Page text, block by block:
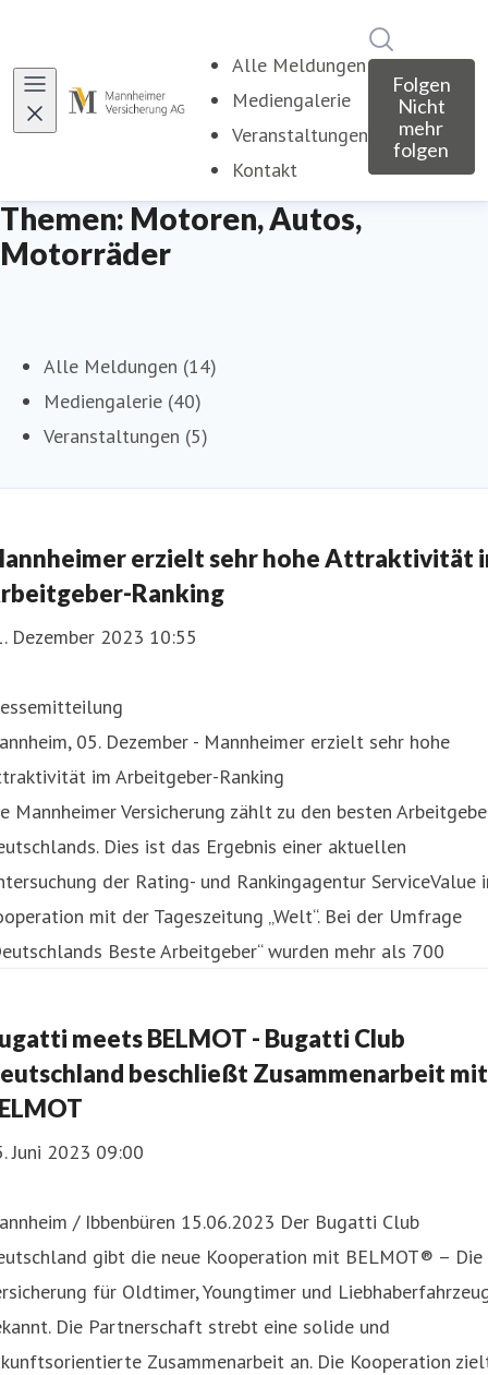
Alle Meldungen
Mediengalerie
Veranstaltungen
Kontakt
Folgen
Nicht
mehr
folgen
Themen: Motoren, Autos,
Motorräder
Alle Meldungen (14)
Mediengalerie (40)
Veranstaltungen (5)
erzielt sehr hohe Attraktivität
Ranking
Dezember 2023 10:55
05. Dezember - Mannheimer erzielt sehr hohe
im Arbeitgeber-Ranking
Mannheimer Versicherung zählt zu den besten
Dies ist das Ergebnis einer aktuellen
der Rating- und Rankingagentur ServiceValue
mit der Tageszeitung „Welt“. Bei der Umfrage
Beste Arbeitgeber“ wurden mehr als 700
meets BELMOT - Bugatti Club
beschließt Zusammenarbeit mit
Juni 2023 09:00
/ Ibbenbüren 15.06.2023 Der Bugatti Club
gibt die neue Kooperation mit BELMOT® – Die
für Oldtimer, Youngtimer und
Die Partnerschaft strebt eine solide und
Zusammenarbeit an. Die Kooperation